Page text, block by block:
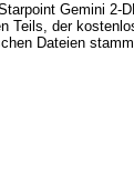
Gemini 2-
Teils, der
Dateien